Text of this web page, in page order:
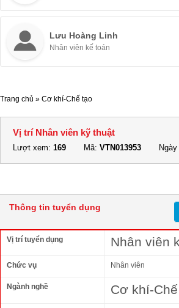
Lưu Hoàng Linh
Nhân viên kế toán
Trang chủ » Cơ khí-Chế tạo
Vị trí Nhân viên kỹ thuật
Lượt xem: 169 Mã: VTN013953
Thông tin tuyển dụng
Vị trí tuyển dụng Nhân viên
Chức vụ Nhân viên
Ngành nghề Cơ khí-